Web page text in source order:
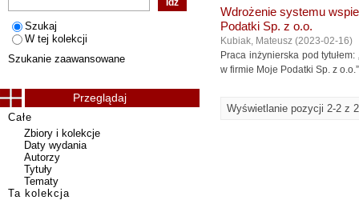
Wdrożenie systemu
Podatki Sp. z o.o.
Kubiak, Mateusz (2023-02-16)
Praca inżynierska pod
w firmie Moje Podatki Sp. z
Wyświetlanie pozycji 2-2 z 2
Szukaj
W tej kolekcji
Szukanie zaawansowane
Przeglądaj
Całe
Zbiory i kolekcje
Daty wydania
Autorzy
Tytuły
Tematy
Ta kolekcja